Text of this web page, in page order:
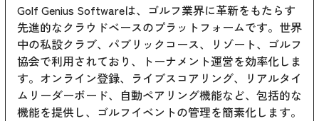
Golf Genius Softwareは、ゴルフ業界に革新をもたらす
先進的なクラウドベースのプラットフォームです。世界
中の私設クラブ、パブリックコース、リゾート、ゴルフ
協会で利用されており、トーナメント運営を効率化しま
す。オンライン登録、ライブスコアリング、リアルタイ
ムリーダーボード、自動ペアリング機能など、包括的な
機能を提供し、ゴルフイベントの管理を簡素化します。